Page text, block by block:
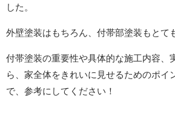
した。
外壁塗装はもちろん、付帯部塗装もとて
付帯塗装の重要性や具体的な施工内容、
ら、家全体をきれいに見せるためのポイ
で、参考にしてください！